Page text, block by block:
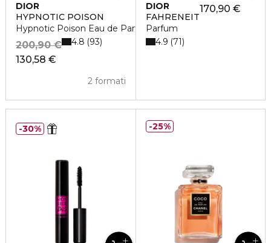
DIOR
HYPNOTIC POISON
Hypnotic Poison Eau de Parfum
130,58 €
200,90 €
2 formati
4.8 93
DIOR
FAHRENEIT
Parfum
170,90 €
4.9 71
30% 25%